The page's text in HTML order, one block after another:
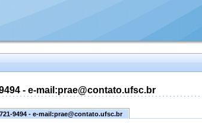
- e-mail:prae@contato.ufsc.br
9494 - e-mail:prae@contato.ufsc.br